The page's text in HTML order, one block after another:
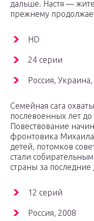
дальше. Настя —
прежнему
HD
24 серии
Россия,
Семейная сага
послевоенных лет
Повествование
фронтовика
детей, потомков
стали
страны за последние
12 серий
Россия, 2008